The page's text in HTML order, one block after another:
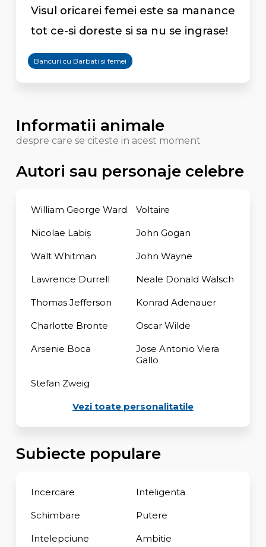
Visul oricarei femei este sa manance
tot ce-si doreste si sa nu se ingrase!
Bancuri cu Barbati si femei
Informatii animale
despre care se citeste in acest moment
Autori sau personaje celebre
William George Ward Voltaire
Nicolae Labiș John Gogan
Walt Whitman John Wayne
Lawrence Durrell Neale Donald Walsch
Thomas Jefferson Konrad Adenauer
Charlotte Bronte Oscar Wilde
Arsenie Boca
Jose Antonio Viera
Gallo
Stefan Zweig
Vezi toate personalitatile
Subiecte populare
Incercare Inteligenta
Schimbare Putere
Intelepciune Ambitie